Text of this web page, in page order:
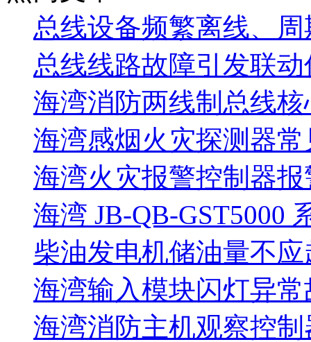
总线设备频繁离线、
总线线路故障引发联
海湾消防两线制总线
海湾感烟火灾探测器
海湾火灾报警控制器报
海湾 JB-QB-GST5000
柴油发电机储油量不应
海湾输入模块闪灯异
海湾消防主机观察控制